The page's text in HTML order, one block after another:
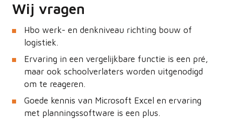
Wij vragen
Hbo werk- en denkniveau richting bouw of
logistiek.
Ervaring in een vergelijkbare functie is een pré,
maar ook schoolverlaters worden uitgenodigd
om te reageren.
Goede kennis van Microsoft Excel en ervaring
met planningssoftware is een plus.